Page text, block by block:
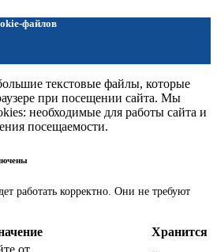
файлов
текстовые файлы, которые
при посещении сайта. Мы
необходимые для работы сайта и
посещаемости.
работать корректно. Они не требуют
Хранится